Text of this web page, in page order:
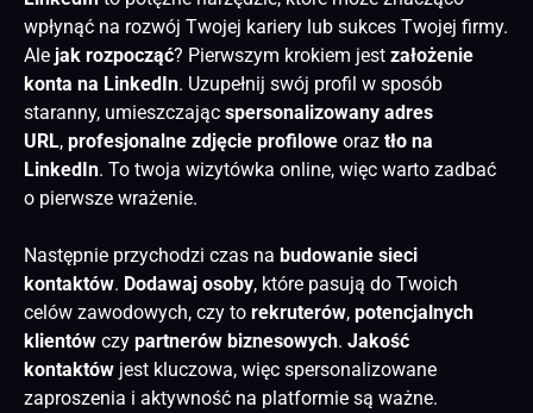
wpłynąć na rozwój Twojej kariery lub sukces Twojej firmy.
Ale jak rozpocząć? Pierwszym krokiem jest założenie
konta na LinkedIn. Uzupełnij swój profil w sposób
staranny, umieszczając spersonalizowany adres
URL, profesjonalne zdjęcie profilowe oraz tło na
LinkedIn. To twoja wizytówka online, więc warto zadbać
o pierwsze wrażenie.
Następnie przychodzi czas na budowanie sieci
kontaktów. Dodawaj osoby, które pasują do Twoich
celów zawodowych, czy to rekruterów, potencjalnych
klientów czy partnerów biznesowych. Jakość
kontaktów jest kluczowa, więc spersonalizowane
zaproszenia i aktywność na platformie są ważne.